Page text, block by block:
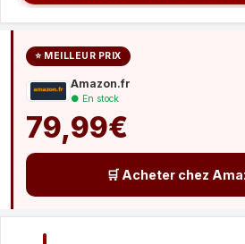
⭐ MEILLEUR PRIX
Amazon.fr
● En stock
79,99€
🛒 Acheter chez